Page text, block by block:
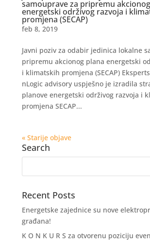
samouprave za pripremu
energetski održivog razvoja i
promjena (SECAP)
feb 8, 2019
Javni poziv za odabir jedinica lokalne
pripremu akcionog plana energetski
i klimatskih promjena (SECAP)
nLogic advisory uspješno je izradila
planove energetski održivog razvoja i
promjena SECAP...
« Starije objave
Search
Recent Posts
Energetske zajednice su nove
građana!
K O N K U R S za otvorenu poziciju